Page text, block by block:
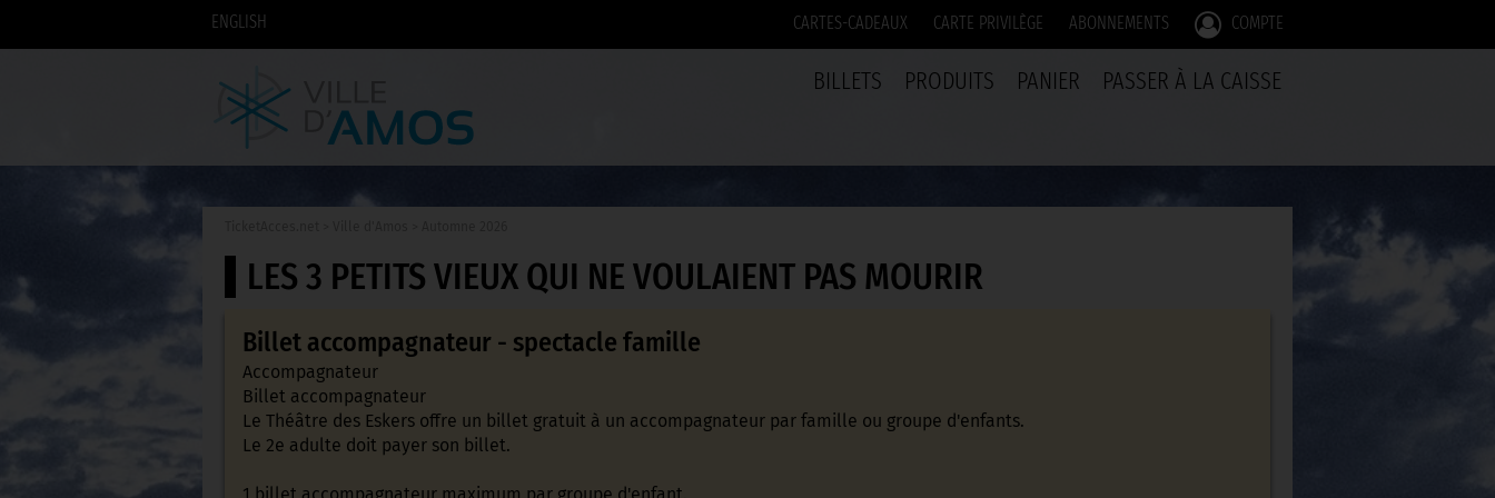
ENGLISH CARTES-CADEAUX CARTE PRIVILÈGE ABONNEMENTS COMPTE
BILLETS PRODUITS PANIER PASSER À LA CAISSE
LES 3 PETITS VIEUX QUI NE VOULAIENT PAS MOURIR
Billet accompagnateur - spectacle famille
Accompagnateur
Billet accompagnateur
Le Théâtre des Eskers offre un billet gratuit à un accompagnateur par famille ou groupe d'enfants.
Le 2e adulte doit payer son billet.